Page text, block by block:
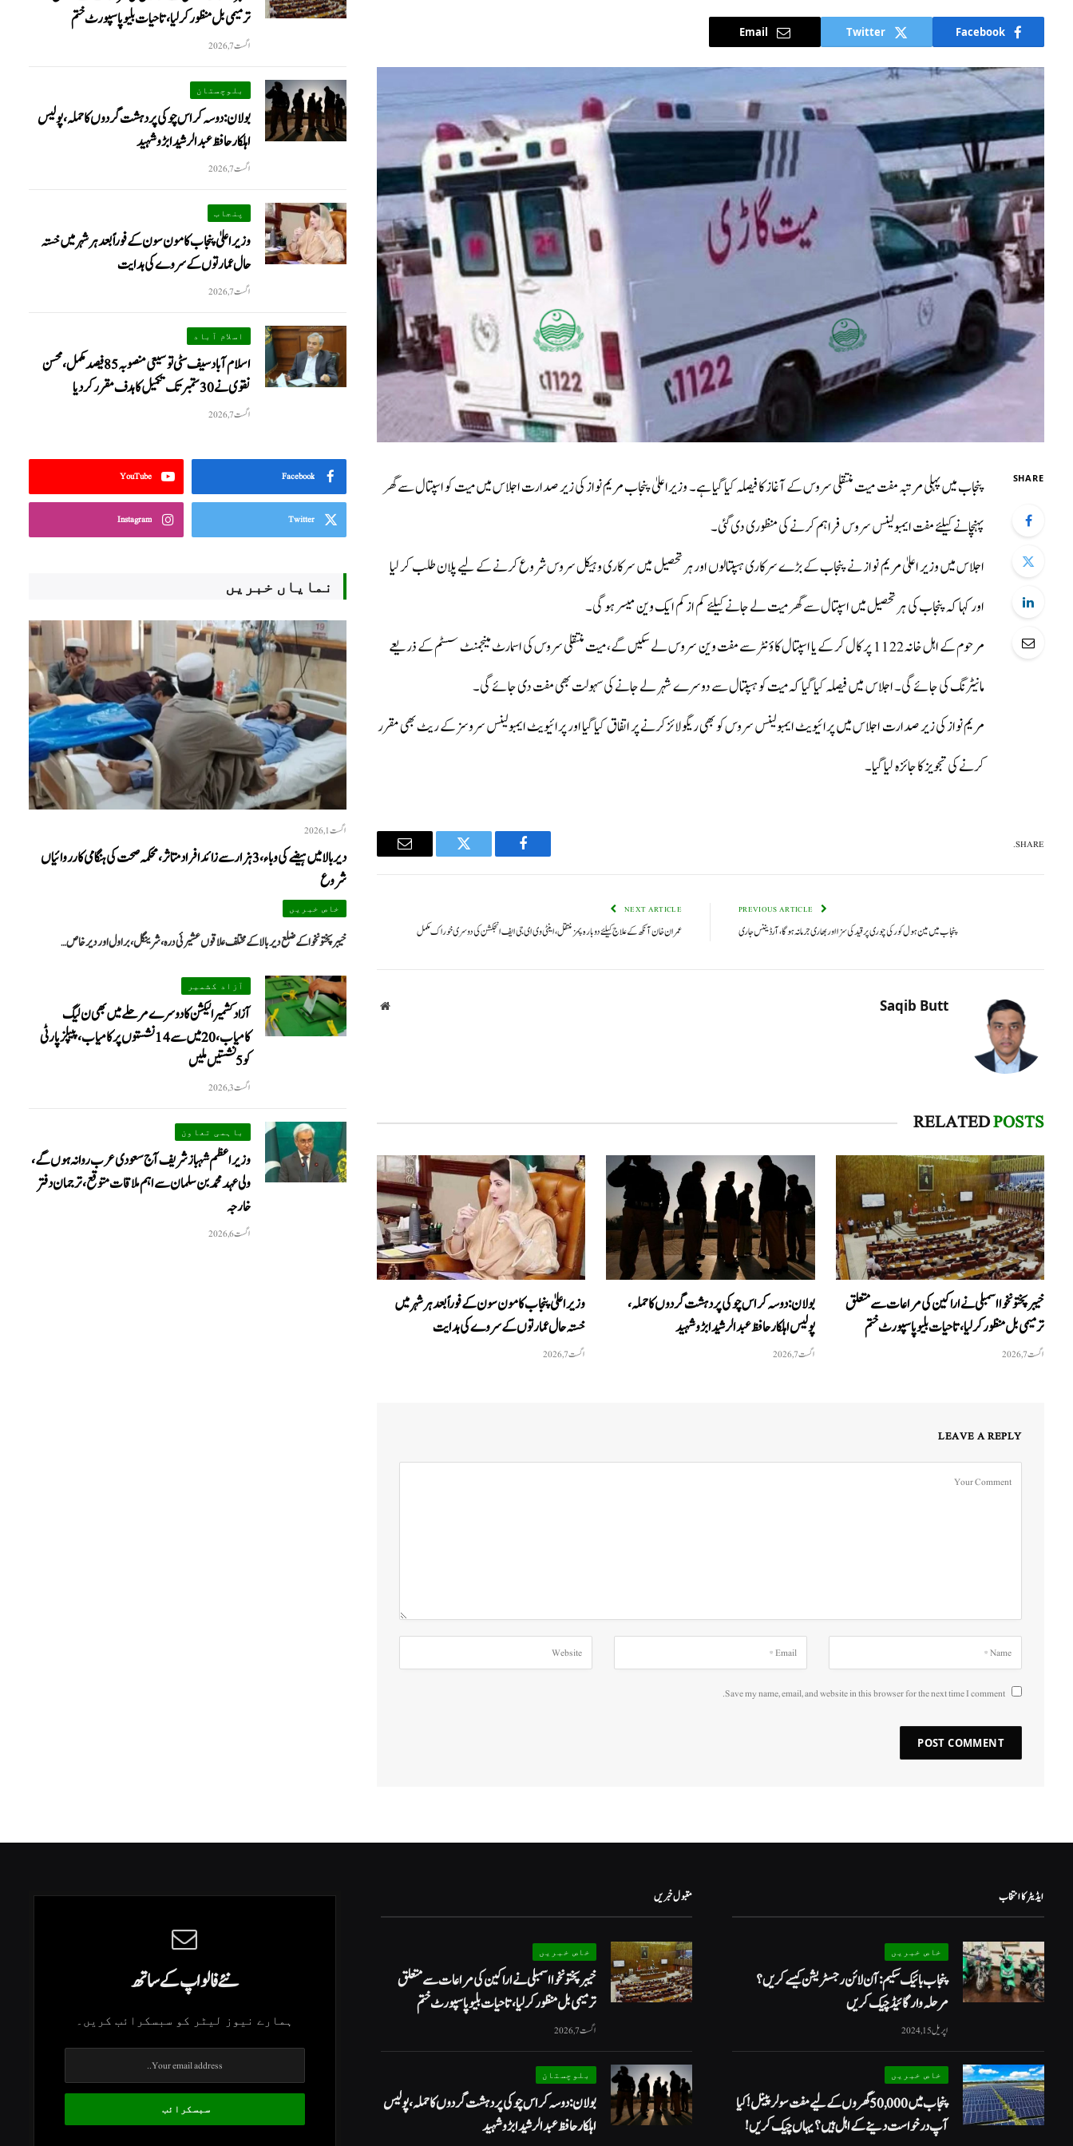
Facebook
Twitter
Email
SHARE
پنجاب میں پہلی مرتبہ مفت میت منتقلی سروس کے آغاز کا فیصلہ کیا گیا ہے۔ وزیراعلیٰ پنجاب مریم نواز کی زیر صدارت اجلاس میں میت کو اسپتال سے گھر
پہنچانے کیلئے مفت ایمبولینس سروس فراہم کرنے کی منظوری دی گئی۔
اجلاس میں وزیر اعلیٰ مریم نواز نے پنجاب کے بڑے سرکاری ہسپتالوں اور ہر تحصیل میں سرکاری وہیکل سروس شروع کرنے کے لیے پلان طلب کر لیا
اور کہا کہ پنجاب کی ہر تحصیل میں اسپتال سے گھر میت لے جانے کیلئے کم از کم ایک وین میسر ہو گی۔
مرحوم کے اہل خانہ 1122 پر کال کر کے یا اسپتال کاؤنٹر سے مفت وین سروس لے سکیں گے، میت منتقلی سروس کی اسمارٹ مینجمنٹ سسٹم کے ذریعے
مانیٹرنگ کی جائے گی۔ اجلاس میں فیصلہ کیا گیا کہ میت کو ہسپتال سے دوسرے شہر لے جانے کی سہولت بھی مفت دی جائے گی۔
مریم نواز کی زیر صدارت اجلاس میں پرائیویٹ ایمبولینس سروس کو بھی ریگولائزکرنے پر اتفاق کیا گیا اور پرائیویٹ ایمبولینس سروسز کے ریٹ بھی مقرر
کرنے کی تجویز کا جائزہ لیا گیا۔
SHARE.
Facebook
Twitter
Email
پنجاب میں مین ہول کور کی چوری پر قید کی سزا اور بھاری جرمانہ ہوگا، آرڈیننس جاری
NEXT ARTICLE
عمران خان آنکھ کے علاج کیلئے دوبارہ پمز منتقل، اینٹی وی ای جی ایف انجکشن کی دوسری خوراک مکمل
Saqib Butt
Website
RELATEDPOSTS
خیبرپختونخوا اسمبلی نے اراکین کی مراعات سے متعلق
ترمیمی بل منظور کر لیا، تاحیات بلیو پاسپورٹ ختم
اگست 7, 2026
بولان: دوسہ کراس چوکی پر دہشت گردوں کا حملہ،
پولیس اہلکار حافظ عبدالرشید ابڑو شہید
اگست 7, 2026
وزیراعلیٰ پنجاب کا مون سون کے فوراً بعد ہر شہر میں
خستہ حال عمارتوں کے سروے کی ہدایت
اگست 7, 2026
LEAVE A REPLY
Save my name, email, and website in this browser for the next time I comment.
ترمیمی بل منظور کر لیا، تاحیات بلیو پاسپورٹ ختم
اگست 7, 2026
بلوچستان
بولان: دوسہ کراس چوکی پر دہشت گردوں کا حملہ، پولیس
اہلکار حافظ عبدالرشید ابڑو شہید
اگست 7, 2026
پنجاب
وزیراعلیٰ پنجاب کا مون سون کے فوراً بعد ہر شہر میں خستہ
حال عمارتوں کے سروے کی ہدایت
اگست 7, 2026
اسلام آباد
اسلام آباد سیف سٹی توسیعی منصوبہ 85 فیصد مکمل، محسن
نقوی نے 30 ستمبر تک تکمیل کا ہدف مقرر کر دیا
اگست 7, 2026
Facebook
YouTube
Twitter
Instagram
نمایاں خبریں
اگست 1, 2026
دیر بالا میں ہیضے کی وباء، 3 ہزار سے زائد افراد متاثر، محکمہ صحت کی ہنگامی کارروائیاں
شروع
خاص خبریں
خیبرپختونخوا کے ضلع دیر بالا کے مختلف علاقوں عشیرئی درہ، شرینگل، براول اور دیر خاص…
آزاد کشمیر
آزاد کشمیر الیکشن کا دوسرے مرحلے میں بھی ن لیگ
کامیاب، 20 میں سے 14 نشستوں پر کامیاب، پیپلزپارٹی
کو 5 نشستیں ملیں
اگست 3, 2026
باہمی تعاون
وزیراعظم شہباز شریف آج سعودی عرب روانہ ہوں گے،
ولی عہد محمد بن سلمان سے اہم ملاقات متوقع، ترجمان دفتر
خارجہ
اگست 6, 2026
ایڈیٹر کا انتخاب
خاص خبریں
پنجاب بائیک سکیم: آن لائن رجسٹریشن کیسے کریں؟
مرحلہ وار گائیڈ چیک کریں
اپریل 15, 2024
خاص خبریں
پنجاب میں 50,000 گھروں کے لیے مفت سولر پینل! کیا
آپ درخواست دینے کے اہل ہیں؟ یہاں چیک کریں!
مقبول خبریں
خاص خبریں
خیبرپختونخوا اسمبلی نے اراکین کی مراعات سے متعلق
ترمیمی بل منظور کر لیا، تاحیات بلیو پاسپورٹ ختم
اگست 7, 2026
بلوچستان
بولان: دوسہ کراس چوکی پر دہشت گردوں کا حملہ، پولیس
اہلکار حافظ عبدالرشید ابڑو شہید
نئے فالو اپ کے ساتھ
ہمارے نیوز لیٹر کو سبسکرائب کریں۔